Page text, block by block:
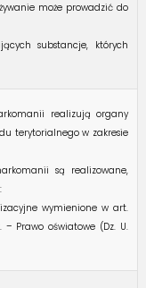
może prowadzić do
substancje, których
realizują organy
terytorialnego w zakresie
są realizowane,
wymienione w art.
Prawo oświatowe (Dz. U.